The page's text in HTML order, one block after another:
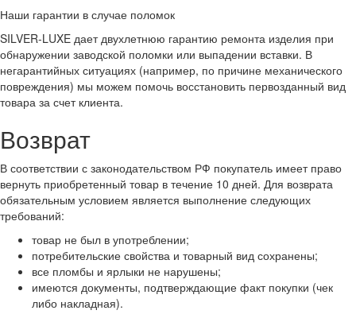
Наши гарантии в случае поломок
SILVER-LUXE дает двухлетнюю гарантию ремонта изделия при
обнаружении заводской поломки или выпадении вставки. В
негарантийных ситуациях (например, по причине механического
повреждения) мы можем помочь восстановить первозданный вид
товара за счет клиента.
Возврат
В соответствии с законодательством РФ покупатель имеет право
вернуть приобретенный товар в течение 10 дней. Для возврата
обязательным условием является выполнение следующих
требований:
товар не был в употреблении;
потребительские свойства и товарный вид сохранены;
все пломбы и ярлыки не нарушены;
имеются документы, подтверждающие факт покупки (чек
либо накладная).